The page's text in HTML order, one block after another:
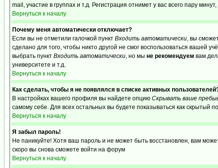
mail, участие в группах и т.д. Регистрация отнимет у вас всего пару
Вернуться к началу
Почему меня автоматически отключает?
Если вы не отметили галочкой пункт Входить автоматически, вы
сделано для того, чтобы никто другой не смог воспользоваться вашей
выбрать пункт Входить автоматически, но мы не рекомендуем вам
университете и т.д.
Вернуться к началу
Как сделать, чтобы я не появлялся в списке активных
В настройках вашего профиля вы найдете опцию Скрывать ваше
самому себе. Для всех остальных вы будете показываться как скрытый
Вернуться к началу
Я забыл пароль!
Не паникуйте! Хотя ваш пароль и не может быть восстановлен, вам
скоро вы снова сможете войти на форум
Вернуться к началу